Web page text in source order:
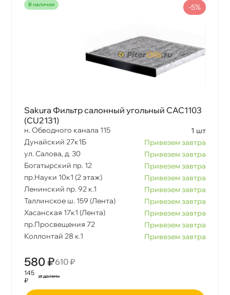
наличии
Sakura Фильтр салонный угольный CAC1103
(CU2131)
н. Обводного канала 115
1 шт
Дунайский 27к1Б
Привезем завтра
ул. Салова, д. 30
Привезем завтра
Богатырский пр. 12
Привезем завтра
пр.Науки 10к1 (2 этаж)
Привезем завтра
Ленинский пр. 92 к.1
Привезем завтра
Таллинское ш. 159 (Лента)
Привезем завтра
Хасанская 17к1 (Лента)
Привезем завтра
пр.Просвещения 72
Привезем завтра
Коллонтай 28 к.1
Привезем завтра
580 ₽610 ₽
-5%
145
₽